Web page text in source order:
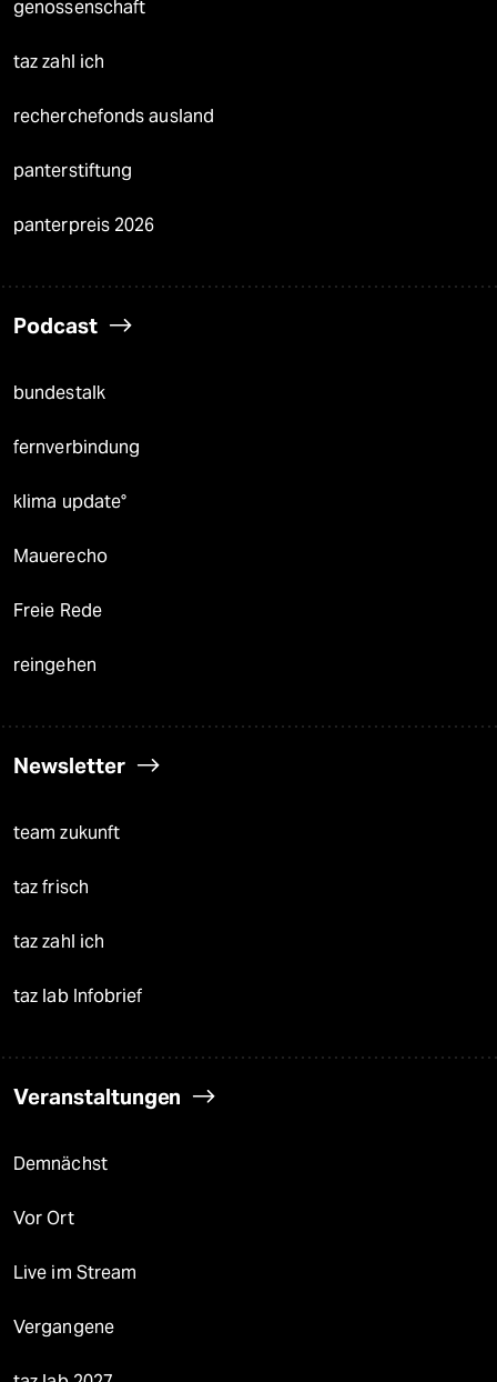
genossenschaft
taz zahl ich
recherchefonds ausland
panterstiftung
panterpreis 2026
Podcast
bundestalk
fernverbindung
klima update°
Mauerecho
Freie Rede
reingehen
Newsletter
team zukunft
taz frisch
taz zahl ich
taz lab Infobrief
Veranstaltungen
Demnächst
Vor Ort
Live im Stream
Vergangene